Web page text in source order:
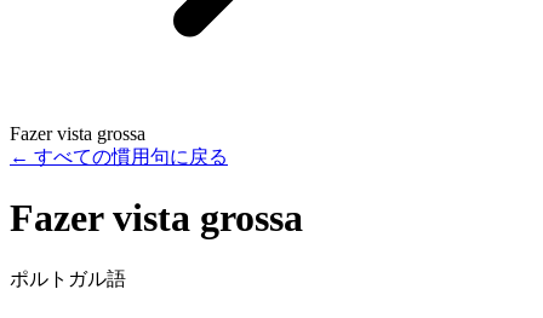
Fazer vista grossa
← すべての慣用句に戻る
Fazer vista grossa
ポルトガル語